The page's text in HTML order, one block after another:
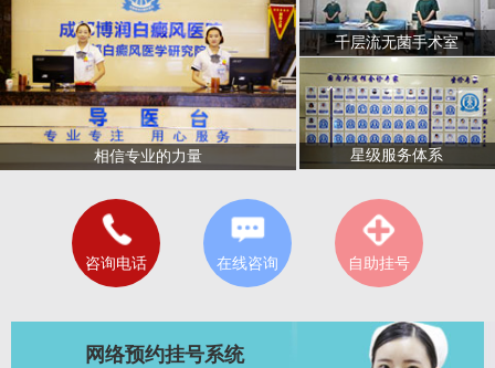
相信专业的力量
千层流无菌手术室
星级服务体系
咨询电话 在线咨询 自助挂号
网络预约挂号系统